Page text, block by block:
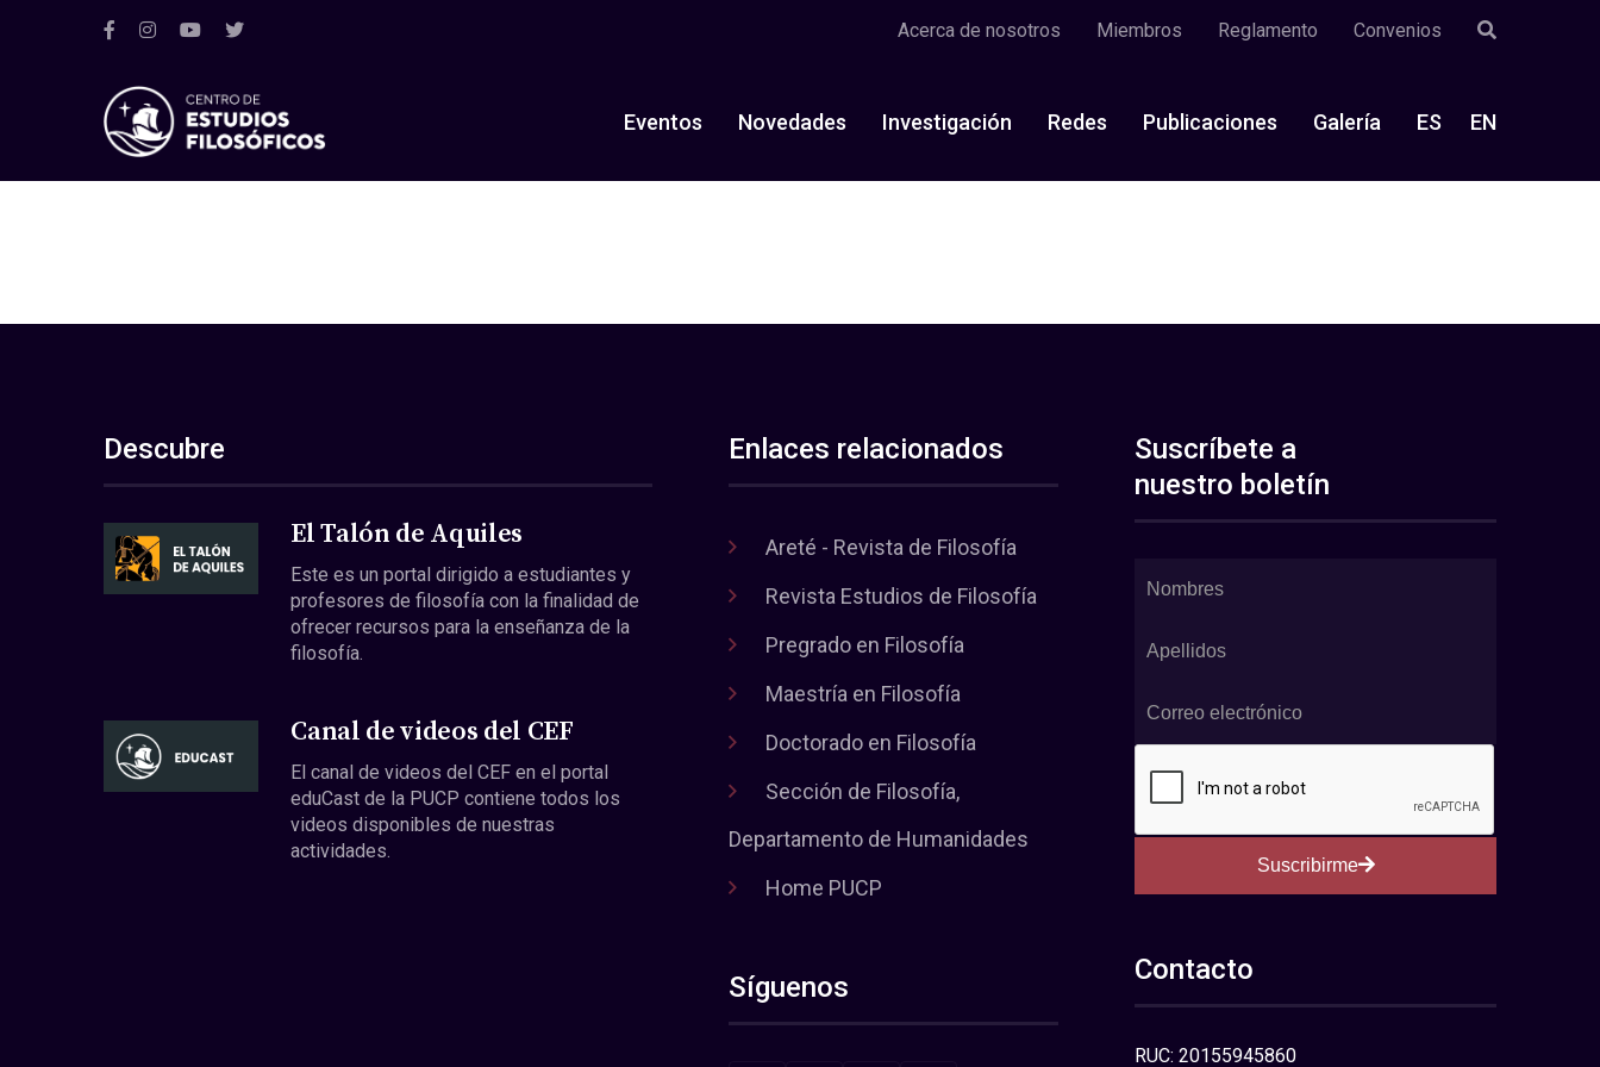
Acerca de nosotros Miembros Reglamento Convenios
Eventos Novedades Investigación Redes Publicaciones Galería ES EN
Descubre
El Talón de Aquiles
Este es un portal dirigido a estudiantes y
profesores de filosofía con la finalidad de
ofrecer recursos para la enseñanza de la
filosofía.
Canal de videos del CEF
El canal de videos del CEF en el portal
eduCast de la PUCP contiene todos los
videos disponibles de nuestras
actividades.
Enlaces relacionados
Areté - Revista de Filosofía
Revista Estudios de Filosofía
Pregrado en Filosofía
Maestría en Filosofía
Doctorado en Filosofía
Sección de Filosofía,
Departamento de Humanidades
Home PUCP
Síguenos
Suscríbete a
nuestro boletín
Suscribirme
Contacto
RUC: 20155945860